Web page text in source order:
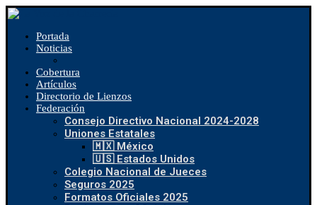
Portada
Noticias
Cobertura
Artículos
Directorio de Lienzos
Federación
Consejo Directivo Nacional 2024-2028
Uniones Estatales
🇲🇽 México
🇺🇸 Estados Unidos
Colegio Nacional de Jueces
Seguros 2025
Formatos Oficiales 2025